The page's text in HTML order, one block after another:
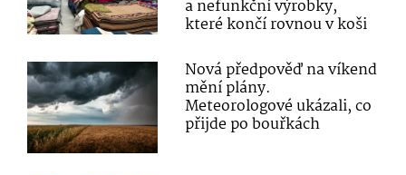
a nefunkční výrobky,
které končí rovnou v koši
Nová předpověď na víkend
mění plány.
Meteorologové ukázali, co
přijde po bouřkách